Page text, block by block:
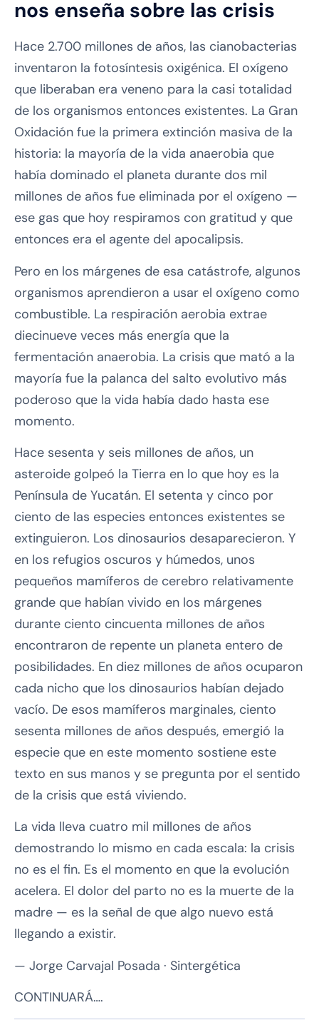
nos enseña sobre las crisis
Hace 2.700 millones de años, las cianobacterias
inventaron la fotosíntesis oxigénica. El oxígeno
que liberaban era veneno para la casi totalidad
de los organismos entonces existentes. La Gran
Oxidación fue la primera extinción masiva de la
historia: la mayoría de la vida anaerobia que
había dominado el planeta durante dos mil
millones de años fue eliminada por el oxígeno —
ese gas que hoy respiramos con gratitud y que
entonces era el agente del apocalipsis.
Pero en los márgenes de esa catástrofe, algunos
organismos aprendieron a usar el oxígeno como
combustible. La respiración aerobia extrae
diecinueve veces más energía que la
fermentación anaerobia. La crisis que mató a la
mayoría fue la palanca del salto evolutivo más
poderoso que la vida había dado hasta ese
momento.
Hace sesenta y seis millones de años, un
asteroide golpeó la Tierra en lo que hoy es la
Península de Yucatán. El setenta y cinco por
ciento de las especies entonces existentes se
extinguieron. Los dinosaurios desaparecieron. Y
en los refugios oscuros y húmedos, unos
pequeños mamíferos de cerebro relativamente
grande que habían vivido en los márgenes
durante ciento cincuenta millones de años
encontraron de repente un planeta entero de
posibilidades. En diez millones de años ocuparon
cada nicho que los dinosaurios habían dejado
vacío. De esos mamíferos marginales, ciento
sesenta millones de años después, emergió la
especie que en este momento sostiene este
texto en sus manos y se pregunta por el sentido
de la crisis que está viviendo.
La vida lleva cuatro mil millones de años
demostrando lo mismo en cada escala: la crisis
no es el fin. Es el momento en que la evolución
acelera. El dolor del parto no es la muerte de la
madre — es la señal de que algo nuevo está
llegando a existir.
— Jorge Carvajal Posada · Sintergética
CONTINUARÁ….